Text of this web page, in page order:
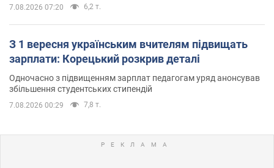
7.08.2026 07:20 6,2 т.
З 1 вересня українським вчителям підвищать
зарплати: Корецький розкрив деталі
Одночасно з підвищенням зарплат педагогам уряд анонсував
збільшення студентських стипендій
7.08.2026 00:29 7,8 т.